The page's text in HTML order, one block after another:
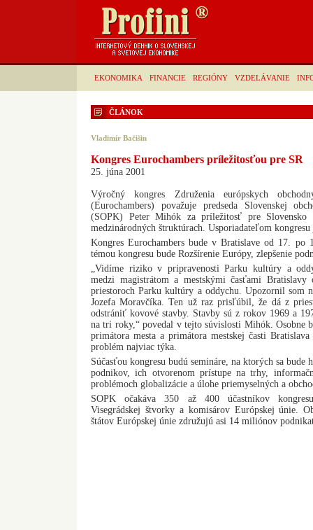
EKONOMIKA FINANCIE REGIÓNY VZDELÁVANIE
ČLÁNOK
Vladimír Bačišin
Kongres Eurochambers príležitosťou pre SR
25. júna 2001
Výročný kongres Združenia európskych
(Eurochambers) považuje predseda Slovenskej
(SOPK) Peter Mihók za príležitosť pre Slovensko
medzinárodných štruktúrach. Usporiadateľom
Kongres Eurochambers bude v Bratislave od 17. po
témou kongresu bude Rozšírenie Európy, zlepšenie
„Vidíme riziko v pripravenosti Parku kultúry a
medzi magistrátom a mestskými časťami Bratislavy
priestoroch Parku kultúry a oddychu. Upozornil som
Jozefa Moravčíka. Ten už raz prisľúbil, že dá z
odstrániť kovové stavby. Stavby sú z rokov 1969 a
na tri roky,“ povedal v tejto súvislosti Mihók. Osobne
primátora mesta a primátora mestskej časti
problém najviac týka.
Súčasťou kongresu budú semináre, na ktorých sa bude
podnikov, ich otvorenom prístupe na trhy,
problémoch globalizácie a úlohe priemyselných a
SOPK očakáva 350 až 400 účastníkov
Visegrádskej štvorky a komisárov Európskej únie.
štátov Európskej únie združujú asi 14 miliónov